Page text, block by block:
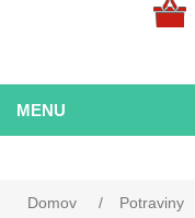
MENU
Domov / Potraviny